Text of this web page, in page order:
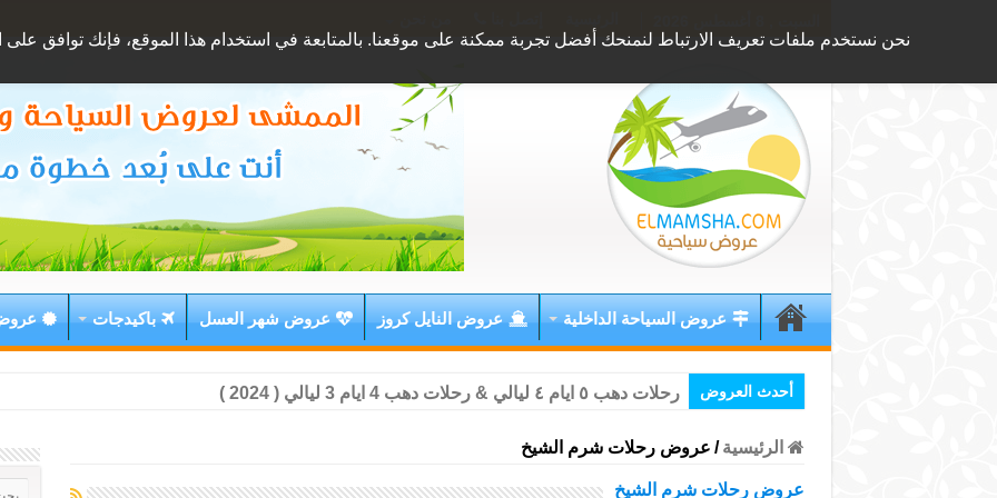
عروض السياحة الداخلية عروض النايل كروز عروض شهر العسل باكيدجات
أحدث العروض رحلات دهب ٥ ايام ٤ ليالي & رحلات دهب 4 ايام 3 ليالي ( 2024 )
الرئيسية / عروض رحلات شرم الشيخ
عروض رحلات شرم الشيخ
نحن نستخدم ملفات تعريف الارتباط لنمنحك أفضل تجربة ممكنة على موقعنا. بالمتابعة في استخدام هذا الموقع، فإنك توافق على